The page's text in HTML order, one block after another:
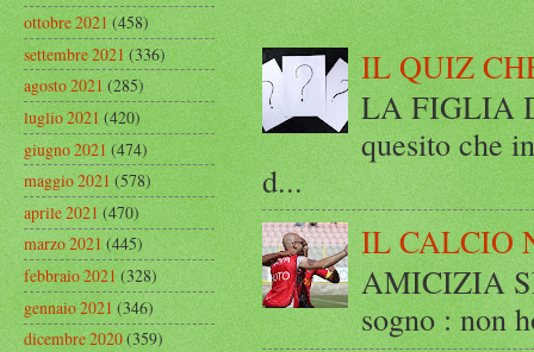
IL QUIZ
LA FIGLIA
quesito che
d...
IL CALCIO
AMICIZIA
sogno : non
ottobre 2021(458)
settembre 2021(336)
agosto 2021(285)
luglio 2021(420)
giugno 2021(474)
maggio 2021(578)
aprile 2021(470)
marzo 2021(445)
febbraio 2021(328)
gennaio 2021(346)
dicembre 2020(359)